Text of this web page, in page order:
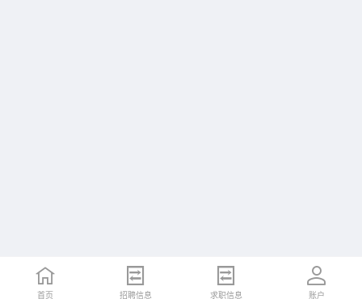
首页 招聘信息 求职信息 账户